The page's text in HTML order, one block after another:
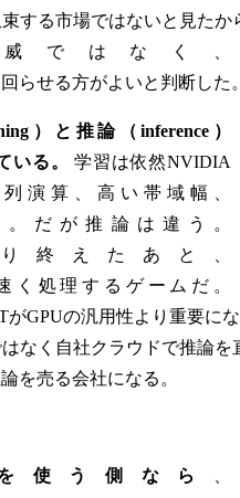
する市場ではないと見たか
ではなく、
らせる方がよいと判断した
）と推論（inference）
いる。
学習は依然NVIDIA
演算、高い帯域幅、
だが推論は違う。
終えたあと、
く処理するゲームだ。
がGPUの汎用性より重要に
なく自社クラウドで推論
を売る会社になる。
使う側なら